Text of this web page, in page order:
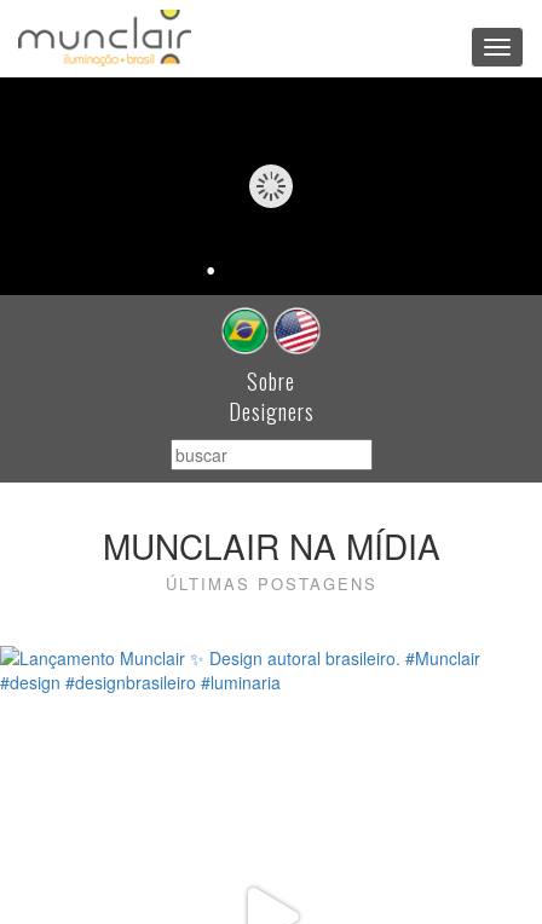
Sobre
Designers
MUNCLAIR NA MÍDIA
ÚLTIMAS POSTAGENS